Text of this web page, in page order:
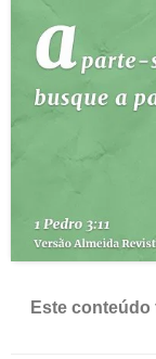
Este conteúdo